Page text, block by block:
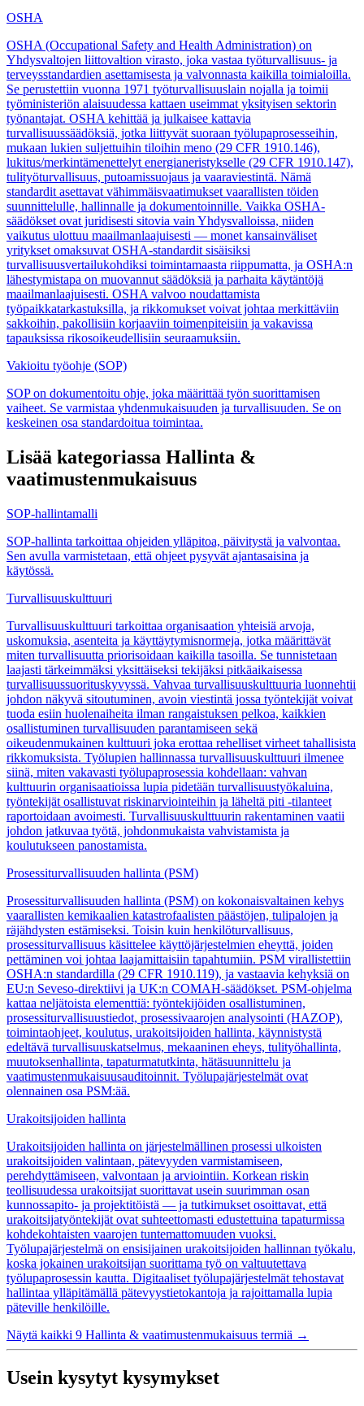
OSHA
OSHA (Occupational Safety and Health Administration) on
Yhdysvaltojen liittovaltion virasto, joka vastaa työturvallisuus- ja
terveysstandardien asettamisesta ja valvonnasta kaikilla toimialoilla.
Se perustettiin vuonna 1971 työturvallisuuslain nojalla ja toimii
työministeriön alaisuudessa kattaen useimmat yksityisen sektorin
työnantajat. OSHA kehittää ja julkaisee kattavia
turvallisuussäädöksiä, jotka liittyvät suoraan työlupaprosesseihin,
mukaan lukien suljettuihin tiloihin meno (29 CFR 1910.146),
lukitus/merkintämenettelyt energianeristykselle (29 CFR 1910.147),
tulityöturvallisuus, putoamissuojaus ja vaaraviestintä. Nämä
standardit asettavat vähimmäisvaatimukset vaarallisten töiden
suunnittelulle, hallinnalle ja dokumentoinnille. Vaikka OSHA-
säädökset ovat juridisesti sitovia vain Yhdysvalloissa, niiden
vaikutus ulottuu maailmanlaajuisesti — monet kansainväliset
yritykset omaksuvat OSHA-standardit sisäisiksi
turvallisuusvertailukohdiksi toimintamaasta riippumatta, ja OSHA:n
lähestymistapa on muovannut säädöksiä ja parhaita käytäntöjä
maailmanlaajuisesti. OSHA valvoo noudattamista
työpaikkatarkastuksilla, ja rikkomukset voivat johtaa merkittäviin
sakkoihin, pakollisiin korjaaviin toimenpiteisiin ja vakavissa
tapauksissa rikosoikeudellisiin seuraamuksiin.
Vakioitu työohje (SOP)
SOP on dokumentoitu ohje, joka määrittää työn suorittamisen
vaiheet. Se varmistaa yhdenmukaisuuden ja turvallisuuden. Se on
keskeinen osa standardoitua toimintaa.
Lisää kategoriassa Hallinta &
vaatimustenmukaisuus
SOP-hallintamalli
SOP-hallinta tarkoittaa ohjeiden ylläpitoa, päivitystä ja valvontaa.
Sen avulla varmistetaan, että ohjeet pysyvät ajantasaisina ja
käytössä.
Turvallisuuskulttuuri
Turvallisuuskulttuuri tarkoittaa organisaation yhteisiä arvoja,
uskomuksia, asenteita ja käyttäytymisnormeja, jotka määrittävät
miten turvallisuutta priorisoidaan kaikilla tasoilla. Se tunnistetaan
laajasti tärkeimmäksi yksittäiseksi tekijäksi pitkäaikaisessa
turvallisuussuorituskyvyssä. Vahvaa turvallisuuskulttuuria luonnehtii
johdon näkyvä sitoutuminen, avoin viestintä jossa työntekijät voivat
tuoda esiin huolenaiheita ilman rangaistuksen pelkoa, kaikkien
osallistuminen turvallisuuden parantamiseen sekä
oikeudenmukainen kulttuuri joka erottaa rehelliset virheet tahallisista
rikkomuksista. Työlupien hallinnassa turvallisuuskulttuuri ilmenee
siinä, miten vakavasti työlupaprosessia kohdellaan: vahvan
kulttuurin organisaatioissa lupia pidetään turvallisuustyökaluina,
työntekijät osallistuvat riskinarviointeihin ja läheltä piti -tilanteet
raportoidaan avoimesti. Turvallisuuskulttuurin rakentaminen vaatii
johdon jatkuvaa työtä, johdonmukaista vahvistamista ja
koulutukseen panostamista.
Prosessiturvallisuuden hallinta (PSM)
Prosessiturvallisuuden hallinta (PSM) on kokonaisvaltainen kehys
vaarallisten kemikaalien katastrofaalisten päästöjen, tulipalojen ja
räjähdysten estämiseksi. Toisin kuin henkilöturvallisuus,
prosessiturvallisuus käsittelee käyttöjärjestelmien eheyttä, joiden
pettäminen voi johtaa laajamittaisiin tapahtumiin. PSM virallistettiin
OSHA:n standardilla (29 CFR 1910.119), ja vastaavia kehyksiä on
EU:n Seveso-direktiivi ja UK:n COMAH-säädökset. PSM-ohjelma
kattaa neljätoista elementtiä: työntekijöiden osallistuminen,
prosessiturvallisuustiedot, prosessivaarojen analysointi (HAZOP),
toimintaohjeet, koulutus, urakoitsijoiden hallinta, käynnistystä
edeltävä turvallisuuskatselmus, mekaaninen eheys, tulityöhallinta,
muutoksenhallinta, tapaturmatutkinta, hätäsuunnittelu ja
vaatimustenmukaisuusauditoinnit. Työlupajärjestelmät ovat
olennainen osa PSM:ää.
Urakoitsijoiden hallinta
Urakoitsijoiden hallinta on järjestelmällinen prosessi ulkoisten
urakoitsijoiden valintaan, pätevyyden varmistamiseen,
perehdyttämiseen, valvontaan ja arviointiin. Korkean riskin
teollisuudessa urakoitsijat suorittavat usein suurimman osan
kunnossapito- ja projektitöistä — ja tutkimukset osoittavat, että
urakoitsijatyöntekijät ovat suhteettomasti edustettuina tapaturmissa
kohdekohtaisten vaarojen tuntemattomuuden vuoksi.
Työlupajärjestelmä on ensisijainen urakoitsijoiden hallinnan työkalu,
koska jokainen urakoitsijan suorittama työ on valtuutettava
työlupaprosessin kautta. Digitaaliset työlupajärjestelmät tehostavat
hallintaa ylläpitämällä pätevyystietokantoja ja rajoittamalla lupia
päteville henkilöille.
Näytä kaikki 9 Hallinta & vaatimustenmukaisuus termiä →
Usein kysytyt kysymykset